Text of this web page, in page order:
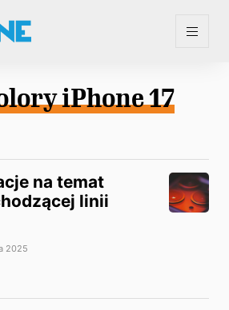
iPhone 17
na temat
linii
2025